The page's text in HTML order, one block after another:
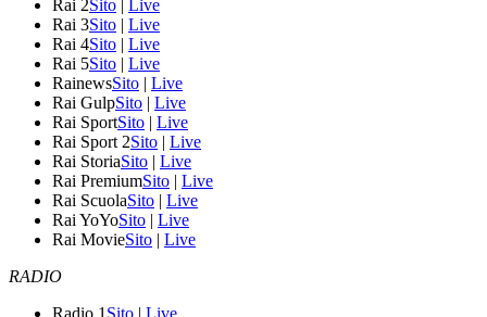
Rai 2Sito | Live
Rai 3Sito | Live
Rai 4Sito | Live
Rai 5Sito | Live
RainewsSito | Live
Rai GulpSito | Live
Rai SportSito | Live
Rai Sport 2Sito | Live
Rai StoriaSito | Live
Rai PremiumSito | Live
Rai ScuolaSito | Live
Rai YoYoSito | Live
Rai MovieSito | Live
RADIO
Radio 1 Sito | Live